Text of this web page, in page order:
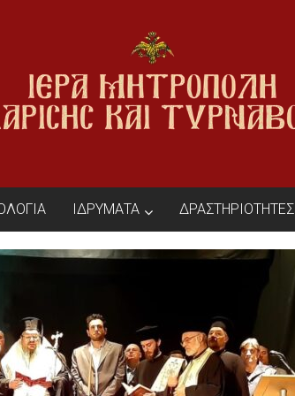
ΙΔΡΥΜΑΤΑ ΔΡΑΣΤΗΡΙΟΤΗΤΕΣ